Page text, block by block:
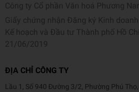
Công ty Cổ phần Văn hoá Phương
Giấy chứng nhận Đăng ký Kinh
Kế hoạch và Đầu tư Thành phố Hồ
21/06/2019
ĐỊA CHỈ CÔNG TY
Lầu 1, Số 940 Đường 3/2, Phường Phú Thọ,